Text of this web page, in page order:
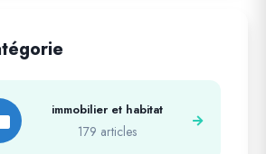
immobilier et habitat
179 articles